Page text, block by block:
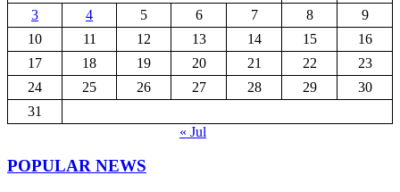
3
4 5 6 7 8
9
10
11 12 13 14 15
16
17
18 19 20 21 22
23
24
25 26 27 28 29
30
31
« Jul
POPULAR NEWS